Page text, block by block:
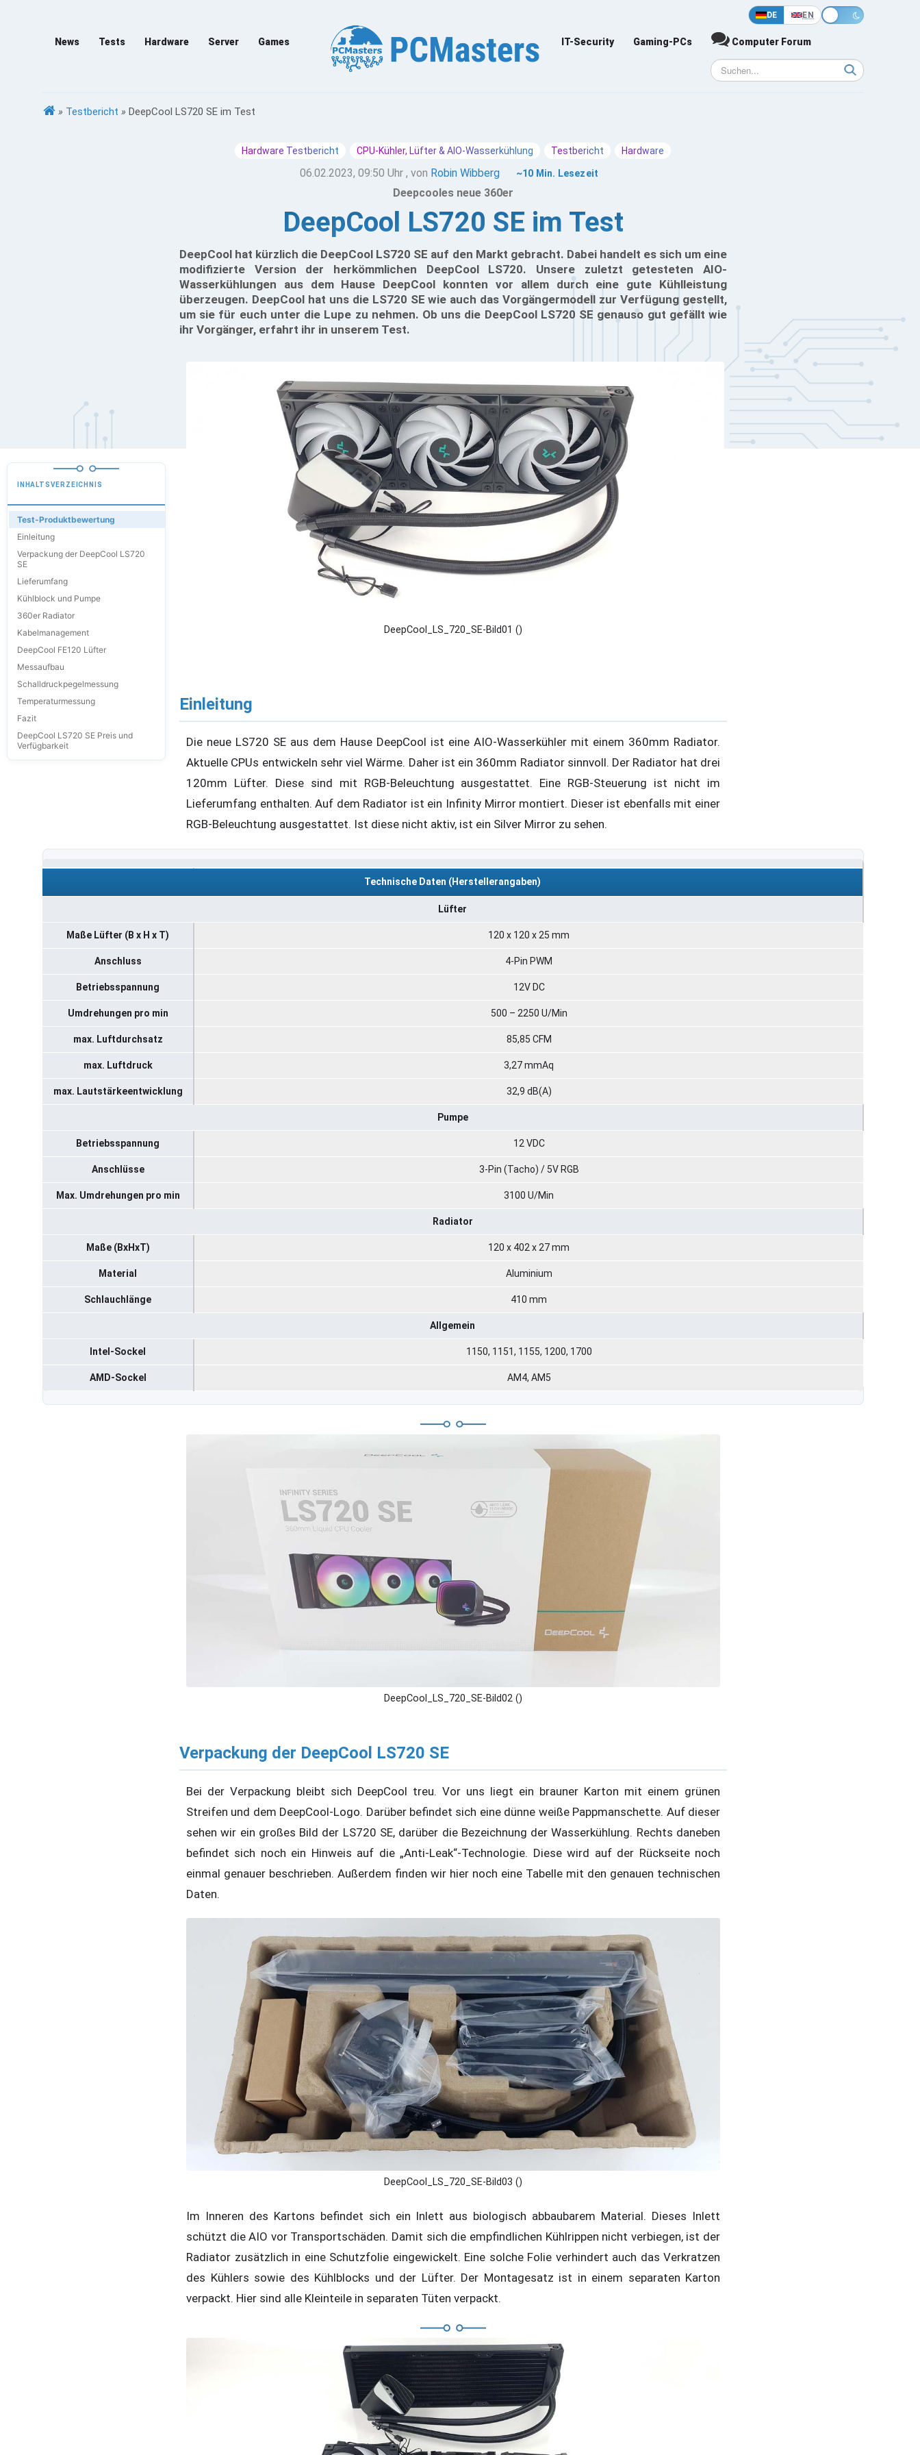
DE EN
News Tests Hardware Server Games IT-Security Gaming-PCs Computer Forum
» Testbericht » DeepCool LS720 SE im Test
Hardware Testbericht CPU-Kühler, Lüfter & AIO-Wasserkühlung Testbericht Hardware
06.02.2023, 09:50 Uhr , von Robin Wibberg ~10 Min. Lesezeit
Deepcooles neue 360er
DeepCool LS720 SE im Test
DeepCool hat kürzlich die DeepCool LS720 SE auf den Markt gebracht. Dabei handelt es sich um eine
modifizierte Version der herkömmlichen DeepCool LS720. Unsere zuletzt getesteten AIO-
Wasserkühlungen aus dem Hause DeepCool konnten vor allem durch eine gute Kühlleistung
überzeugen. DeepCool hat uns die LS720 SE wie auch das Vorgängermodell zur Verfügung gestellt,
um sie für euch unter die Lupe zu nehmen. Ob uns die DeepCool LS720 SE genauso gut gefällt wie
ihr Vorgänger, erfahrt ihr in unserem Test.
INHALTSVERZEICHNIS
Test-Produktbewertung
Einleitung
Verpackung der DeepCool LS720
SE
Lieferumfang
Kühlblock und Pumpe
360er Radiator
Kabelmanagement
DeepCool FE120 Lüfter
Messaufbau
Schalldruckpegelmessung
Temperaturmessung
Fazit
DeepCool LS720 SE Preis und
Verfügbarkeit
DeepCool_LS_720_SE-Bild01 ()
Einleitung
Die neue LS720 SE aus dem Hause DeepCool ist eine AIO-Wasserkühler mit einem 360mm Radiator.
Aktuelle CPUs entwickeln sehr viel Wärme. Daher ist ein 360mm Radiator sinnvoll. Der Radiator hat drei
120mm Lüfter. Diese sind mit RGB-Beleuchtung ausgestattet. Eine RGB-Steuerung ist nicht im
Lieferumfang enthalten. Auf dem Radiator ist ein Infinity Mirror montiert. Dieser ist ebenfalls mit einer
RGB-Beleuchtung ausgestattet. Ist diese nicht aktiv, ist ein Silver Mirror zu sehen.
Technische Daten (Herstellerangaben)
Lüfter
Maße Lüfter (B x H x T) 120 x 120 x 25 mm
Anschluss 4-Pin PWM
Betriebsspannung 12V DC
Umdrehungen pro min 500 – 2250 U/Min
max. Luftdurchsatz 85,85 CFM
max. Luftdruck 3,27 mmAq
max. Lautstärkeentwicklung 32,9 dB(A)
Pumpe
Betriebsspannung 12 VDC
Anschlüsse 3-Pin (Tacho) / 5V RGB
Max. Umdrehungen pro min 3100 U/Min
Radiator
Maße (BxHxT) 120 x 402 x 27 mm
Material Aluminium
Schlauchlänge 410 mm
Allgemein
Intel-Sockel 1150, 1151, 1155, 1200, 1700
AMD-Sockel AM4, AM5
DeepCool_LS_720_SE-Bild02 ()
Verpackung der DeepCool LS720 SE
Bei der Verpackung bleibt sich DeepCool treu. Vor uns liegt ein brauner Karton mit einem grünen
Streifen und dem DeepCool-Logo. Darüber befindet sich eine dünne weiße Pappmanschette. Auf dieser
sehen wir ein großes Bild der LS720 SE, darüber die Bezeichnung der Wasserkühlung. Rechts daneben
befindet sich noch ein Hinweis auf die „Anti-Leak“-Technologie. Diese wird auf der Rückseite noch
einmal genauer beschrieben. Außerdem finden wir hier noch eine Tabelle mit den genauen technischen
Daten.
DeepCool_LS_720_SE-Bild03 ()
Im Inneren des Kartons befindet sich ein Inlett aus biologisch abbaubarem Material. Dieses Inlett
schützt die AIO vor Transportschäden. Damit sich die empfindlichen Kühlrippen nicht verbiegen, ist der
Radiator zusätzlich in eine Schutzfolie eingewickelt. Eine solche Folie verhindert auch das Verkratzen
des Kühlers sowie des Kühlblocks und der Lüfter. Der Montagesatz ist in einem separaten Karton
verpackt. Hier sind alle Kleinteile in separaten Tüten verpackt.